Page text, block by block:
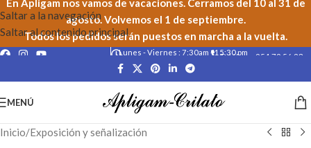
Saltar a la navegación
Saltar al contenido principal
En Apligam nos vamos de vacaciones. Cerramos del 10 al 31 de
agosto. Volvemos el 1 de septiembre.
Todos los pedidos serán puestos en marcha a la vuelta.
Lunes - Viernes : 7:30am - 15:30 pmTeléfono: 954 79 56 23
MENÚ
Inicio/Exposición y señalización